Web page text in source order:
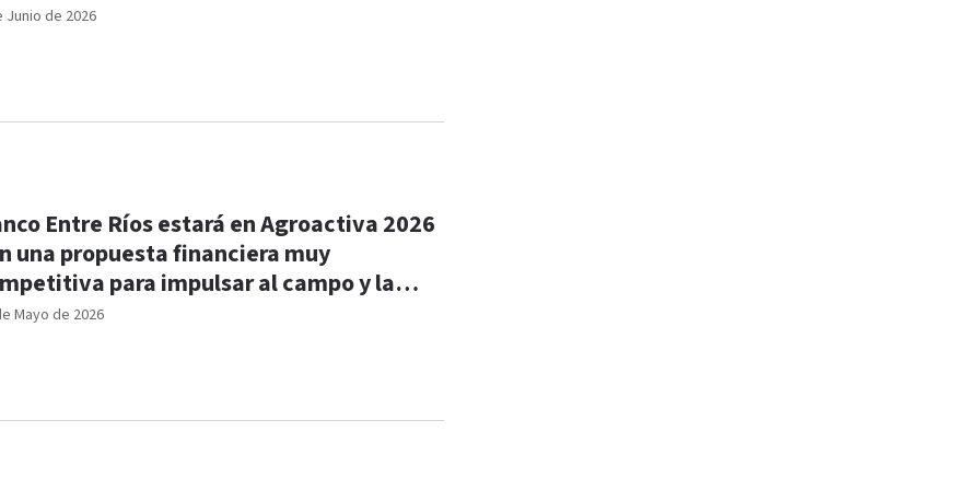
Junio de 2026
Mayo de 2026
Entre Ríos estará en Agroactiva 2026
una propuesta financiera muy
para impulsar al campo y la